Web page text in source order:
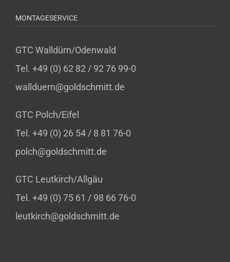
MONTAGESERVICE
GTC Walldürn/Odenwald
Tel. +49 (0) 62 82 / 92 76 99-0
wallduern@goldschmitt.de
GTC Polch/Eifel
Tel. +49 (0) 26 54 / 8 81 76-0
polch@goldschmitt.de
GTC Leutkirch/Allgäu
Tel. +49 (0) 75 61 / 98 66 76-0
leutkirch@goldschmitt.de